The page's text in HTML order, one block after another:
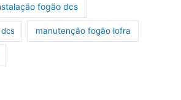
fogão dcs
manutenção fogão lofra